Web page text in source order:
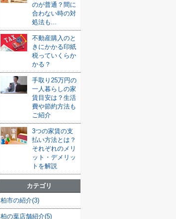
のが普通？間に
合わない時の対
処法も...
不動産購入のと
きにかかる印紙
税っていくらか
かる？
手取り25万円の
一人暮らしの家
賃目安は？生活
費や節約方法も
ご紹介
3つの家賃の支
払い方法とは？
それぞれのメリ
ット・デメリッ
トを解説
カテゴリ
柏市の紹介(3)
柏の葉店舗紹介(5)